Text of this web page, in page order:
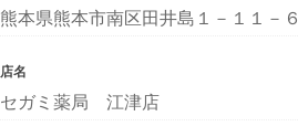
熊本県熊本市南区田井島１－１１－６
店名
セガミ薬局 江津店